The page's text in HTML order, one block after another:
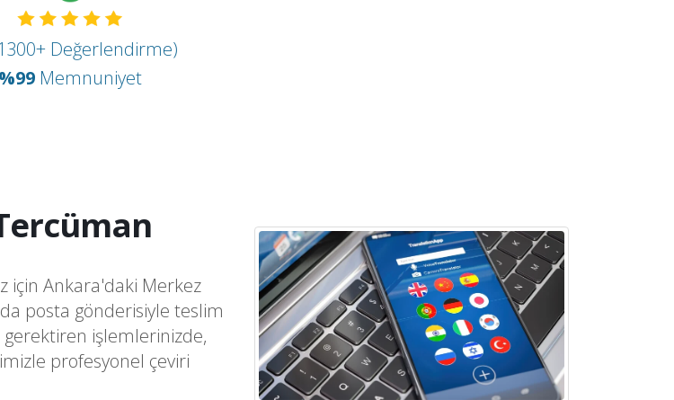
Değerlendirme)
%99 Memnuniyet
için Ankara'daki Merkez
posta gönderisiyle teslim
gerektiren işlemlerinizde,
profesyonel çeviri